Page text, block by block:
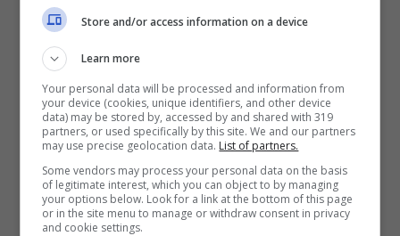
personal computer. Infine l’ultimo modo, la
piattaforma streaming Now Tv, che
necessita anche in questo caso di un
abbonamento.
Store and/or access information on a device
Learn more
Your personal data will be processed and information from
your device (cookies, unique identifiers, and other device
data) may be stored by, accessed by and shared with 319
partners, or used specifically by this site. We and our partners
may use precise geolocation data. List of partners.
Some vendors may process your personal data on the basis
of legitimate interest, which you can object to by managing
your options below. Look for a link at the bottom of this page
or in the site menu to manage or withdraw consent in privacy
and cookie settings.